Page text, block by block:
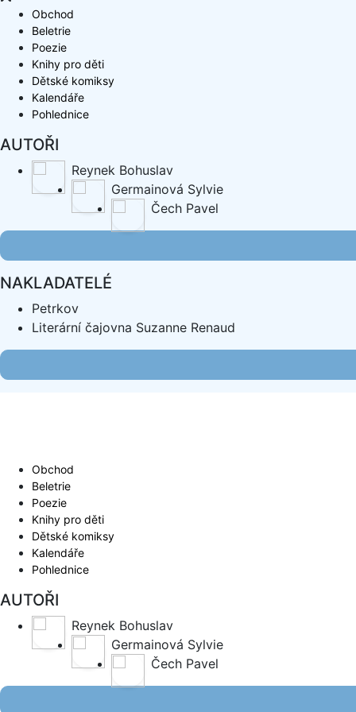
Obchod
Beletrie
Poezie
Knihy pro děti
Dětské komiksy
Kalendáře
Pohlednice
AUTOŘI
Reynek Bohuslav
Germainová Sylvie
Čech Pavel
NAKLADATELÉ
Petrkov
Literární čajovna Suzanne Renaud
Obchod
Beletrie
Poezie
Knihy pro děti
Dětské komiksy
Kalendáře
Pohlednice
AUTOŘI
Reynek Bohuslav
Germainová Sylvie
Čech Pavel